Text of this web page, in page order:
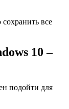
все
10 –
подойти для